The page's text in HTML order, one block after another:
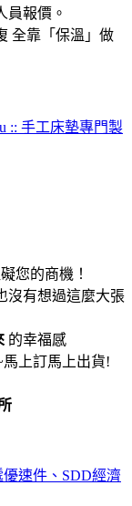
員報價。
全靠「保溫」做
:: 手工床墊專門製
您的商機！
沒有想過這麼大張
的幸福感
上訂馬上出貨!
速件、SDD經濟